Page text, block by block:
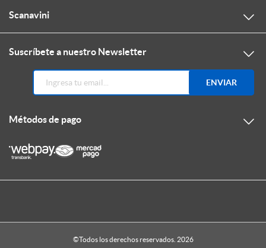
Scanavini
Suscríbete a nuestro Newsletter
ENVIAR
Métodos de pago
©Todos los derechos reservados. 2026